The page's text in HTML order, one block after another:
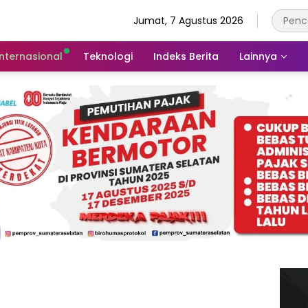
Jumat, 7 Agustus 2026
Teknologi Indeks Berita Lainnya